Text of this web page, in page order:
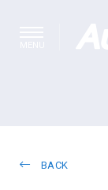
BACK